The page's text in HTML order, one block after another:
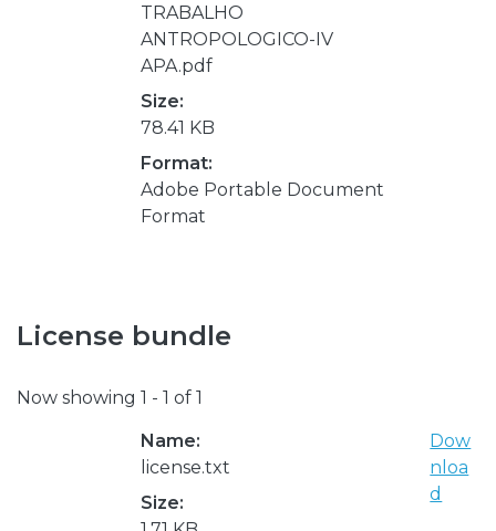
TRABALHO
ANTROPOLOGICO-IV
APA.pdf
Size:
78.41 KB
Format:
Adobe Portable Document
Format
License bundle
Now showing 1 - 1 of 1
Name:
license.txt
Size:
Dow
nloa
d